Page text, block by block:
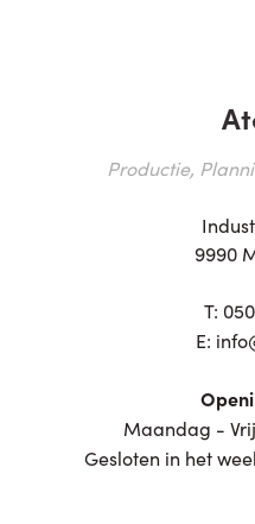
Productie,
9990
T:
E:
Maandag -
Gesloten in het